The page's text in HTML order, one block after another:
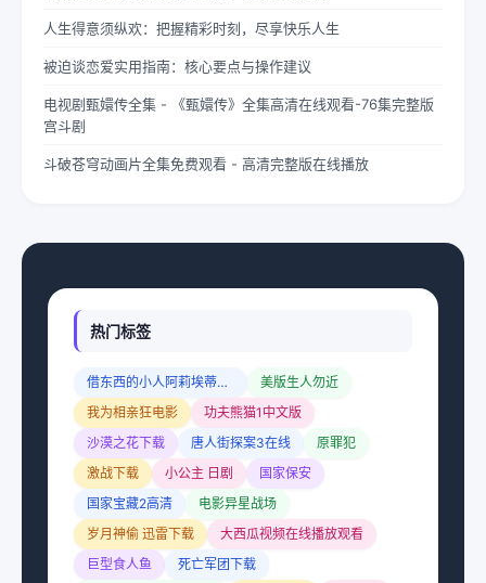
人生得意须纵欢：把握精彩时刻，尽享快乐人生
被迫谈恋爱实用指南：核心要点与操作建议
电视剧甄嬛传全集 - 《甄嬛传》全集高清在线观看-76集完整版
宫斗剧
斗破苍穹动画片全集免费观看 - 高清完整版在线播放
热门标签
借东西的小人阿莉埃蒂下载
美版生人勿近
我为相亲狂电影
功夫熊猫1中文版
沙漠之花下载
唐人街探案3在线
原罪犯
激战下载
小公主 日剧
国家保安
国家宝藏2高清
电影异星战场
岁月神偷 迅雷下载
大西瓜视频在线播放观看
巨型食人鱼
死亡军团下载